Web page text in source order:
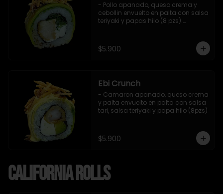
- Pollo apanado, queso crema y
cebollin envuelto en palta con salsa
teriyaki y papas hilo (8 pzs).
$5.900
Ebi Crunch
- Camaron apanado, queso crema
y palta envuelto en palta con salsa
tari, salsa teriyaki y papa hilo (8pzs)
$5.900
California Rolls